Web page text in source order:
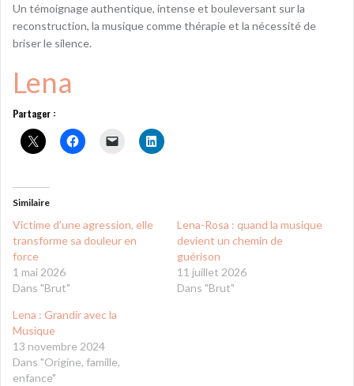
Un témoignage authentique, intense et bouleversant sur la
reconstruction, la musique comme thérapie et la nécessité de
briser le silence.
Lena
Partager :
Similaire
Victime d’une agression, elle
transforme sa douleur en
force
1 mai 2026
Dans "Brut"
Lena-Rosa : quand la musique
devient un chemin de
guérison
11 juillet 2026
Dans "Brut"
Lena : Grandir avec la
Musique
13 novembre 2024
Dans "Origine, famille,
enfance"